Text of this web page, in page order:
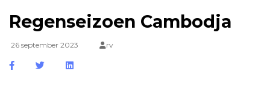
Regenseizoen Cambodja
26 september 2023 rv